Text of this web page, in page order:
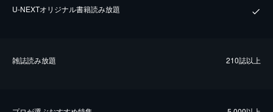
U-NEXTオリジナル書籍読み放題
雑誌読み放題 210誌以上